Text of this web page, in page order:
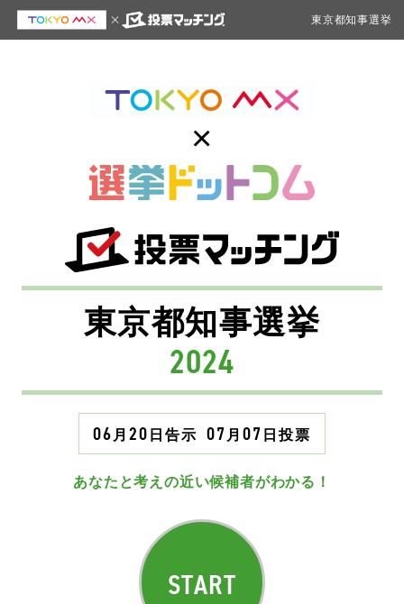
東京都知事選挙
×
東京都知事選挙
2024
06 月 20 日 告示 07 月 07 日投票
あなたと考えの近い候補者がわかる！
START